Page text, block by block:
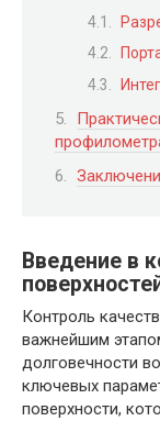
Введение в
Контроль
важнейшим
долговечности
ключевых
поверхности,